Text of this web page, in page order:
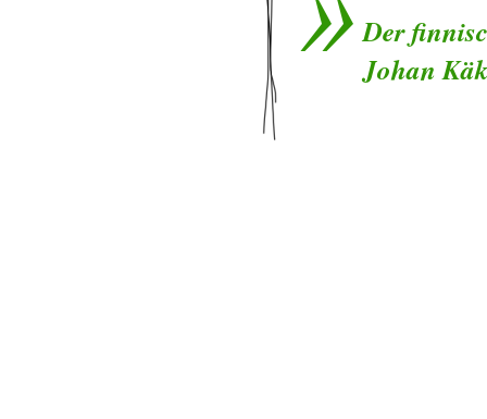
Der
Johan